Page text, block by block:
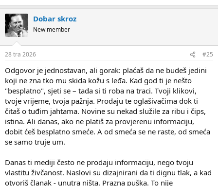
Dobar skroz
New member
28 tra 2026 #25
Odgovor je jednostavan, ali gorak: plaćaš da ne budeš jedini
koji ne zna tko mu skida kožu s leđa. Kad god ti je nešto
"besplatno", sjeti se – tada si ti roba na traci. Tvoji klikovi,
tvoje vrijeme, tvoja pažnja. Prodaju te oglašivačima dok ti
čitaš o tuđim jahtama. Novine su nekad služile za ribu i čips,
istina. Ali danas, ako ne platiš za provjerenu informaciju,
dobit ćeš besplatno smeće. A od smeća se ne raste, od smeća
se samo truje um.
Danas ti mediji često ne prodaju informaciju, nego tvoju
vlastitu živčanost. Naslovi su dizajnirani da ti dignu tlak, a kad
otvoriš članak - unutra ništa. Prazna puška. To nije